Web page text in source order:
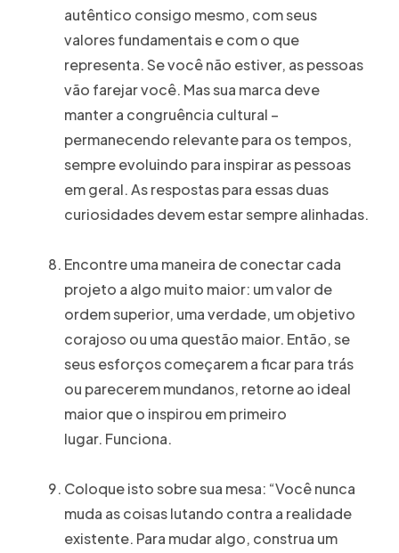
autêntico consigo mesmo, com seus
valores fundamentais e com o que
representa. Se você não estiver, as pessoas
vão farejar você. Mas sua marca deve
manter a congruência cultural –
permanecendo relevante para os tempos,
sempre evoluindo para inspirar as pessoas
em geral. As respostas para essas duas
curiosidades devem estar sempre alinhadas.
Encontre uma maneira de conectar cada
projeto a algo muito maior: um valor de
ordem superior, uma verdade, um objetivo
corajoso ou uma questão maior. Então, se
seus esforços começarem a ficar para trás
ou parecerem mundanos, retorne ao ideal
maior que o inspirou em primeiro
lugar. Funciona.
Coloque isto sobre sua mesa: “Você nunca
muda as coisas lutando contra a realidade
existente. Para mudar algo, construa um